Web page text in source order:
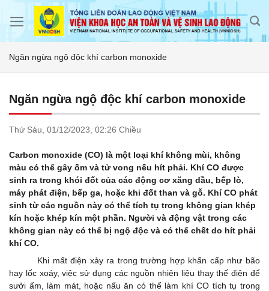
Ngăn ngừa ngộ độc khí carbon monoxide
Ngăn ngừa ngộ độc khí carbon monoxide
Thứ Sáu, 01/12/2023, 02:26 Chiều
Carbon monoxide (CO) là một loại khí không mùi, không
màu có thể gây ốm và tử vong nếu hít phải. Khí CO được
sinh ra trong khói đốt của các động cơ xăng dầu, bếp lò,
máy phát điện, bếp ga, hoặc khi đốt than và gỗ. Khí CO phát
sinh từ các nguồn này có thể tích tụ trong không gian khép
kín hoặc khép kín một phần. Người và động vật trong các
không gian này có thể bị ngộ độc và có thể chết do hít phải
khí CO.
Khi mất điện xảy ra trong trường hợp khẩn cấp như bão
hay lốc xoáy, việc sử dụng các nguồn nhiên liệu thay thế điện để
sưởi ấm, làm mát, hoặc nấu ăn có thể làm khí CO tích tụ trong